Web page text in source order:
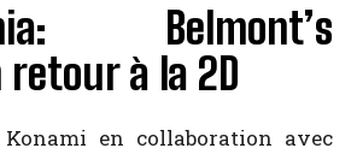
Belmont’s
retour à la 2D
en collaboration avec